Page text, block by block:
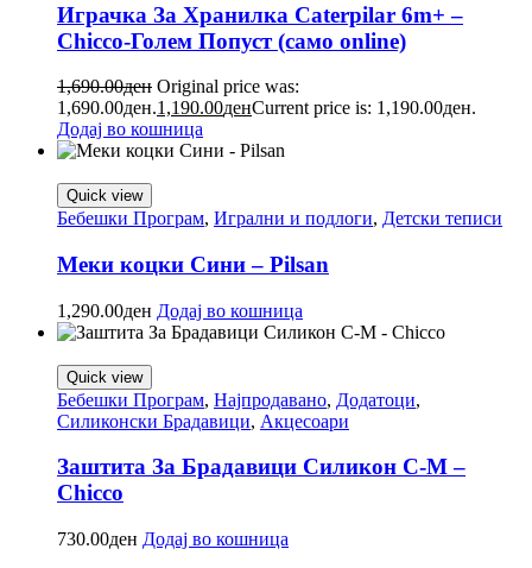
Играчка За Хранилка Caterpilar 6m+ –
Chicco-Голем Попуст (само online)
1,690.00ден Original price was:
1,690.00ден.1,190.00денCurrent price is: 1,190.00ден.
Додај во кошница
Quick view
Бебешки Програм, Игрални и подлоги, Детски теписи
Меки коцки Сини – Pilsan
1,290.00ден Додај во кошница
Quick view
Бебешки Програм, Најпродавано, Додатоци,
Силиконски Брадавици, Акцесоари
Заштита За Брадавици Силикон С-М –
Chicco
730.00ден Додај во кошница